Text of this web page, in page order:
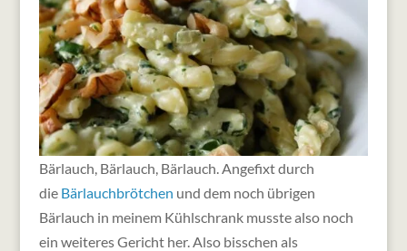
Bärlauch, Bärlauch, Bärlauch. Angefixt durch
die Bärlauchbrötchen und dem noch übrigen
Bärlauch in meinem Kühlschrank musste also noch
ein weiteres Gericht her. Also bisschen als